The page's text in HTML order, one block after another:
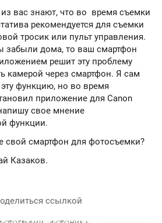
вас знают, что во время съемки
рекомендуется для съемки
тросик или пульт управления.
забыли дома, то ваш смартфон
решит эту проблему
камерой через смартфон. Я сам
функцию, но во время
приложение для Canon
свое мнение
функции.
свой смартфон для фотосъемки?
Казаков.
ссылкой